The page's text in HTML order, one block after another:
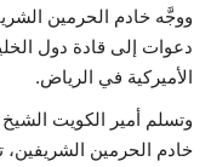
ووجَّه خادم الحرمين
دعوات إلى قادة دول
الأميركية في الرياض.
وتسلم أمير الكويت
خادم الحرمين